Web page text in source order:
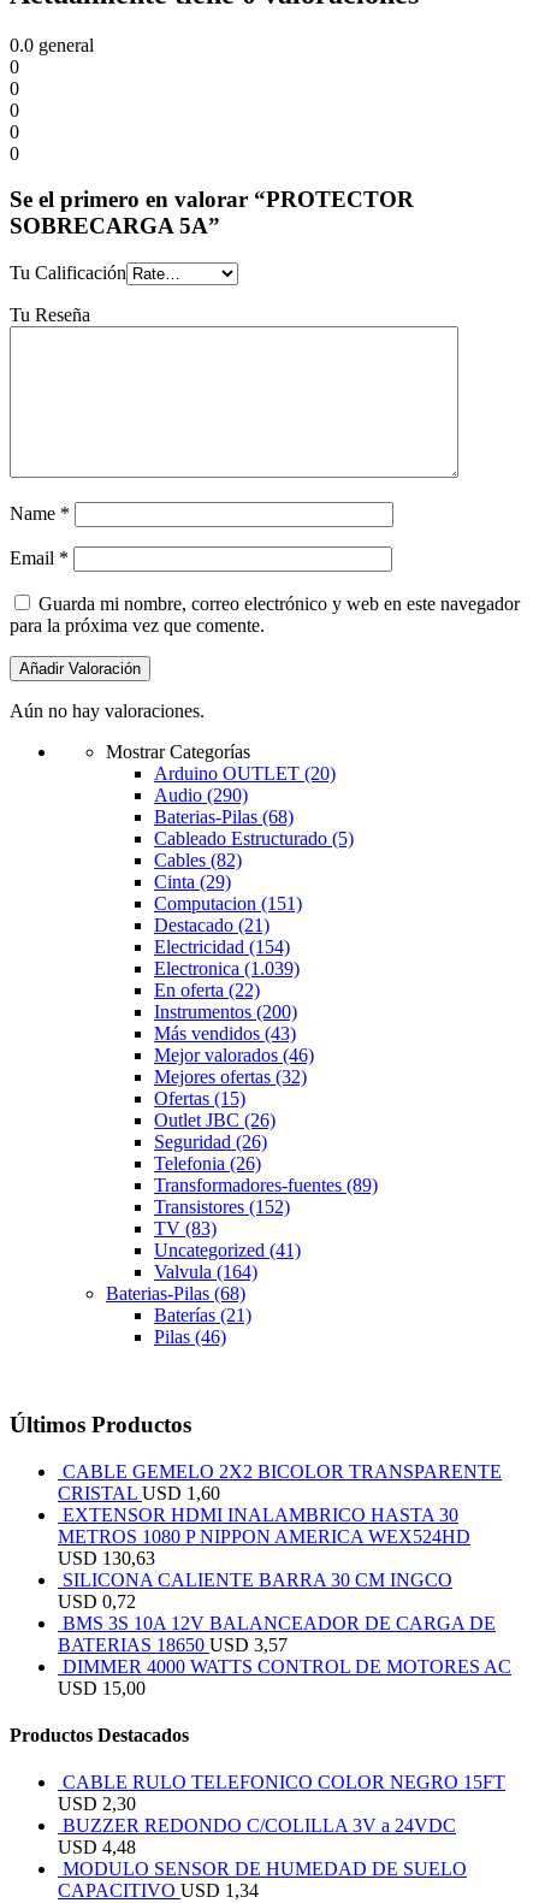
0.0 general
0
0
0
0
0
Se el primero en valorar “PROTECTOR
SOBRECARGA 5A”
Tu Calificación
Tu Reseña
Name *
Email *
Guarda mi nombre, correo electrónico y web en este navegador
para la próxima vez que comente.
Aún no hay valoraciones.
Mostrar Categorías
Arduino OUTLET (20)
Audio (290)
Baterias-Pilas (68)
Cableado Estructurado (5)
Cables (82)
Cinta (29)
Computacion (151)
Destacado (21)
Electricidad (154)
Electronica (1.039)
En oferta (22)
Instrumentos (200)
Más vendidos (43)
Mejor valorados (46)
Mejores ofertas (32)
Ofertas (15)
Outlet JBC (26)
Seguridad (26)
Telefonia (26)
Transformadores-fuentes (89)
Transistores (152)
TV (83)
Uncategorized (41)
Valvula (164)
Baterias-Pilas (68)
Baterías (21)
Pilas (46)
Últimos Productos
CABLE GEMELO 2X2 BICOLOR TRANSPARENTE
CRISTAL USD 1,60
EXTENSOR HDMI INALAMBRICO HASTA 30
METROS 1080 P NIPPON AMERICA WEX524HD
USD 130,63
SILICONA CALIENTE BARRA 30 CM INGCO
USD 0,72
BMS 3S 10A 12V BALANCEADOR DE CARGA DE
BATERIAS 18650 USD 3,57
DIMMER 4000 WATTS CONTROL DE MOTORES AC
USD 15,00
Productos Destacados
CABLE RULO TELEFONICO COLOR NEGRO 15FT
USD 2,30
BUZZER REDONDO C/COLILLA 3V a 24VDC
USD 4,48
MODULO SENSOR DE HUMEDAD DE SUELO
CAPACITIVO USD 1,34